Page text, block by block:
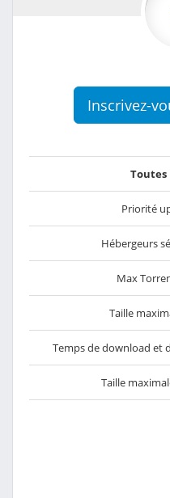
Inscrivez-
Toutes
Priorité
Hébergeurs
Max
Taille
Temps de download et
Taille